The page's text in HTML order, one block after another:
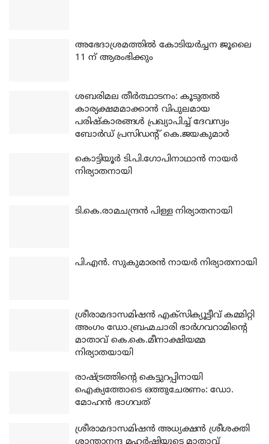
അഭേദാശ്രമത്തില്‍ കോടിയര്‍ച്ചന ജൂലൈ
11 ന് ആരംഭിക്കും
ശബരിമല തീര്‍ത്ഥാടനം: കൂടുതല്‍
കാര്യക്ഷമമാക്കാന്‍ വിപുലമായ
പരിഷ്‌കാരങ്ങള്‍ പ്രഖ്യാപിച്ച് ദേവസ്വം
ബോര്‍ഡ് പ്രസിഡന്റ് കെ.ജയകുമാര്‍
കൊട്ടിയൂര്‍ ടി.പി.ഗോപിനാഥാന്‍ നായര്‍
നിര്യാതനായി
ടി.കെ.രാമചന്ദ്രന്‍ പിള്ള നിര്യാതനായി
പി.എന്‍. സുകുമാരന്‍ നായര്‍ നിര്യാതനായി
ശ്രീരാമദാസമിഷന്‍ എക്‌സിക്യൂട്ടീവ് കമ്മിറ്റി
അംഗം ഡോ.ബ്രഹ്മചാരി ഭാര്‍ഗവറാമിന്റെ
മാതാവ് കെ.കെ.മീനാക്ഷിയമ്മ
നിര്യാതയായി
രാഷ്ട്രത്തിന്റെ കെട്ടുറപ്പിനായി
ഐക്യത്തോടെ ഒത്തുചേരണം: ഡോ.
മോഹന്‍ ഭാഗവത്
ശ്രീരാമദാസമിഷന്‍ അധ്യക്ഷന്‍ ശ്രീശക്തി